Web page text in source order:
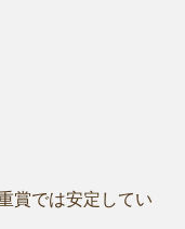
賞では安定してい